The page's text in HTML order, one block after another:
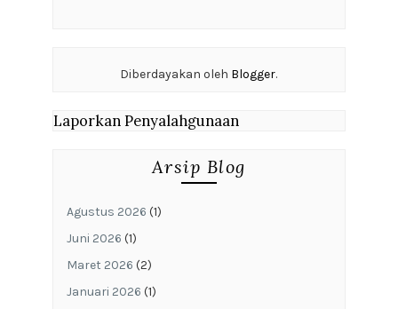
Diberdayakan oleh Blogger.
Laporkan Penyalahgunaan
Arsip Blog
Agustus 2026 (1)
Juni 2026 (1)
Maret 2026 (2)
Januari 2026 (1)